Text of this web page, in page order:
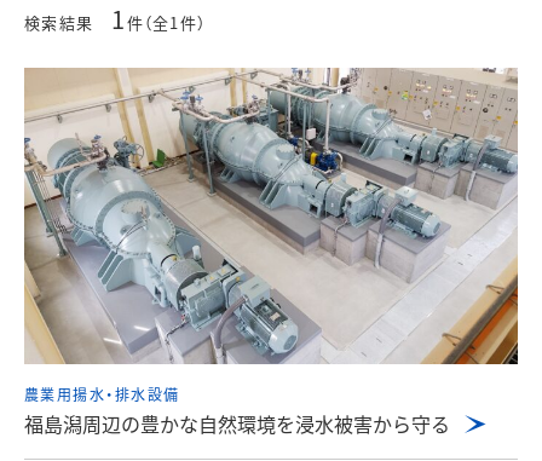
検索結果 1件（全1件）
農業用揚水・排水設備
福島潟周辺の豊かな自然環境を浸水被害から守る